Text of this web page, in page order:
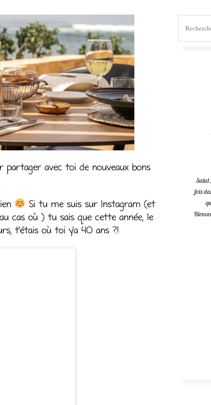
partager avec toi de nouveaux bons
Si tu me suis sur Instagram (et
cas où ) tu sais que cette année, le
t’étais où toi y’a 40 ans ?!
fois